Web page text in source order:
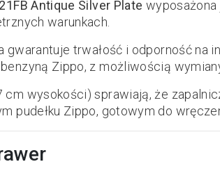
Antique Silver Plate
warunkach.
gwarantuje trwałość i odporność na
Zippo, z możliwością
cm wysokości) sprawiają, że
pudełku Zippo, gotowym do